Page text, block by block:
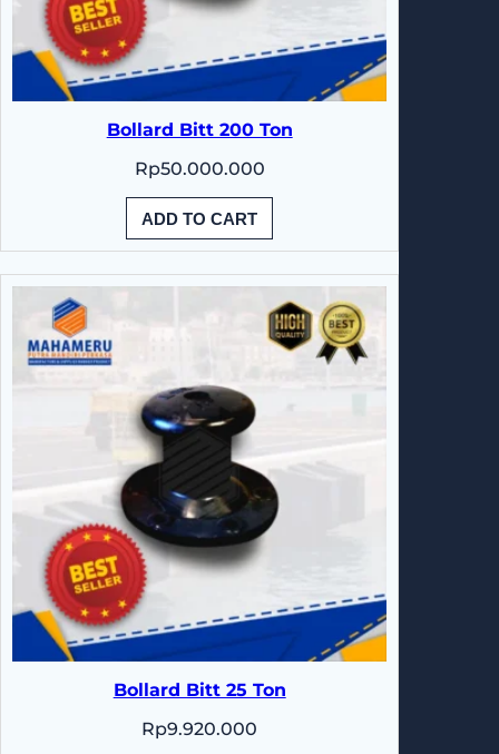
Bollard Bitt 200 Ton
Rp50.000.000
ADD TO CART
Bollard Bitt 25 Ton
Rp9.920.000